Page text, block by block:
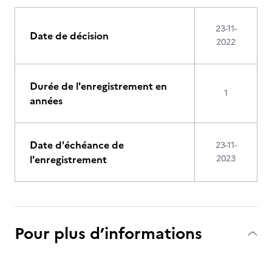
Date de décision
23-11-
2022
Durée de l'enregistrement en
années
1
Date d'échéance de
l'enregistrement
23-11-
2023
Pour plus d’informations